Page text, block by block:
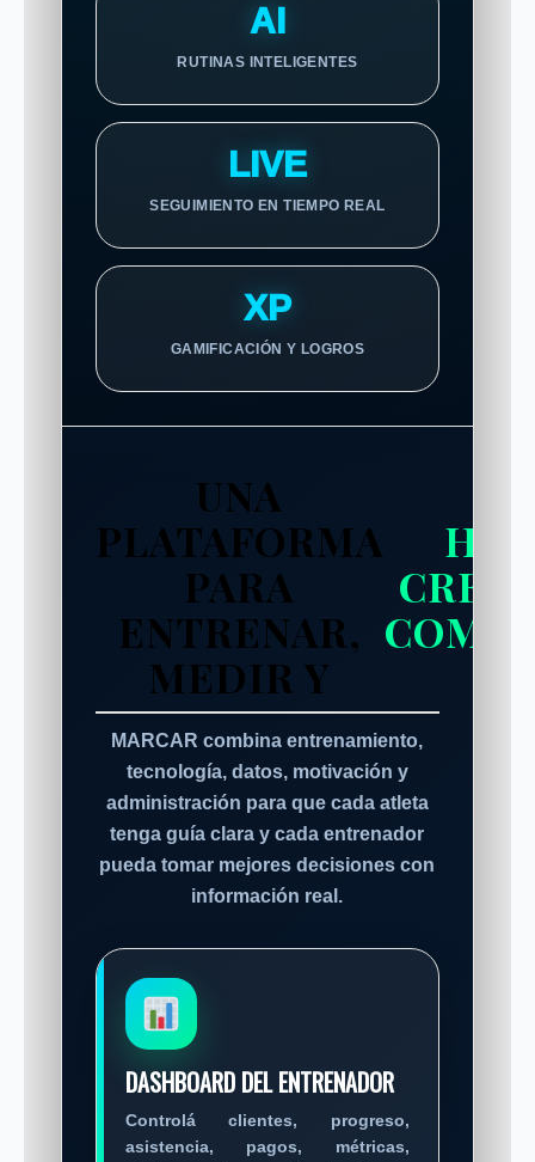
AI
RUTINAS INTELIGENTES
LIVE
SEGUIMIENTO EN TIEMPO REAL
XP
GAMIFICACIÓN Y LOGROS
UNA
PLATAFORMA
PARA
ENTRENAR,
MEDIR Y
MARCAR combina entrenamiento,
tecnología, datos, motivación y
administración para que cada atleta
tenga guía clara y cada entrenador
pueda tomar mejores decisiones con
información real.
DASHBOARD DEL ENTRENADOR
Controlá clientes, progreso,
asistencia, pagos, métricas,